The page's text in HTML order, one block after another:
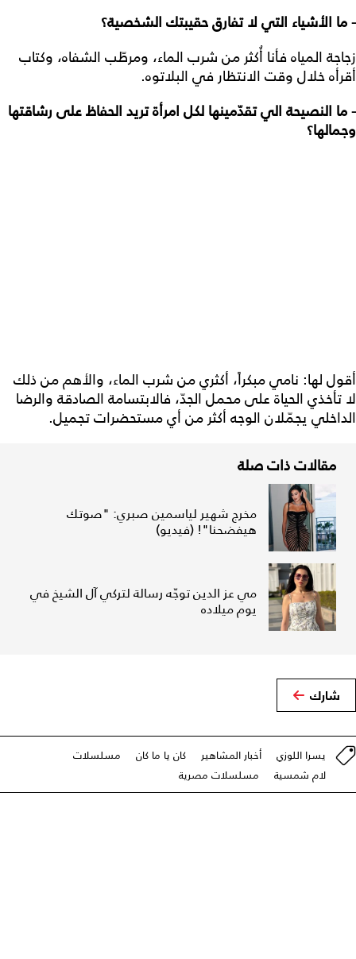
- ما الأشياء التي لا تفارق حقيبتك الشخصية؟
زجاجة المياه فأنا أُكثر من شرب الماء، ومرطّب الشفاه، وكتاب
أقرأه خلال وقت الانتظار في البلاتوه.
- ما النصيحة الي تقدّمينها لكل امرأة تريد الحفاظ على رشاقتها
وجمالها؟
أقول لها: نامي مبكراً، أكثري من شرب الماء، والأهم من ذلك
لا تأخذي الحياة على محمل الجدّ، فالابتسامة الصادقة والرضا
الداخلي يجمّلان الوجه أكثر من أي مستحضرات تجميل.
مقالات ذات صلة
مخرج شهير لياسمين صبري: "صوتك
هيفضحنا"! (فيديو)
مي عز الدين توجّه رسالة لتركي آل الشيخ في
يوم ميلاده
شارك
يسرا اللوزي أخبار المشاهير كان يا ما كان
مسلسلات
لام شمسية
مسلسلات مصرية